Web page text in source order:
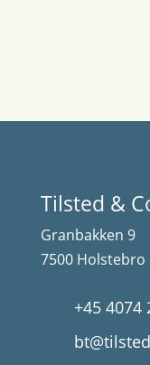
Tilsted &
Granbakken 9
7500 Holstebro
+45 4074